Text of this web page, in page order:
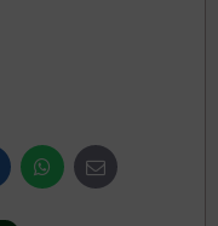
WhatsApp
E-
mail